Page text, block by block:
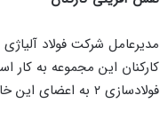
مدیرعامل شرکت فولاد
فولادسازی ۲ به اعضای این خانواده در شرکت فولاد آلیاژی ایران افزوده شده و این خانواده پایدار خواهد بود.